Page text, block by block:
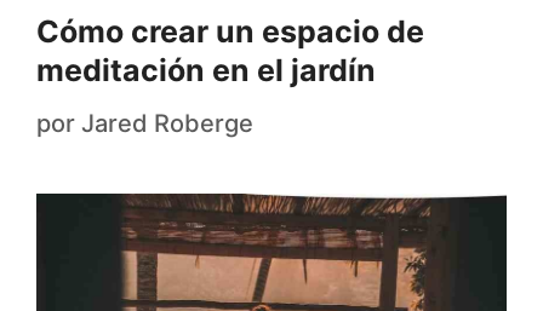
Cómo crear un espacio de
meditación en el jardín
por Jared Roberge